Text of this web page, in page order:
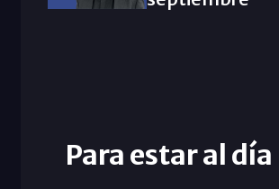
Para estar al día